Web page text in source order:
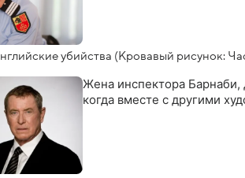
убийства (Кровавый рисунок:
Жена инспектора Барнаби,
когда вместе с другими